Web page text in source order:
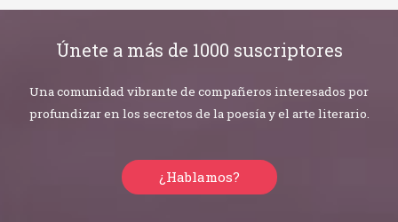
Únete a más de 1000 suscriptores
Una comunidad vibrante de compañeros interesados por
profundizar en los secretos de la poesía y el arte literario.
¿Hablamos?